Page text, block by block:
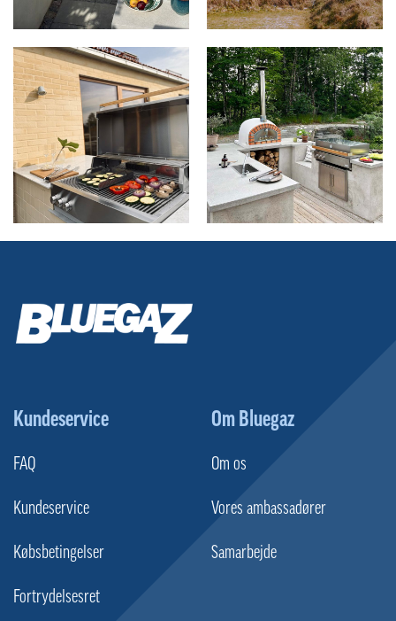
Kundeservice
FAQ
Kundeservice
Købsbetingelser
Fortrydelsesret
Om Bluegaz
Om os
Vores ambassadører
Samarbejde